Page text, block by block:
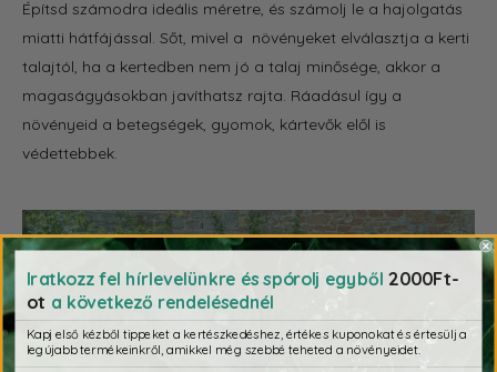
Építsd számodra ideális méretre, és számolj le a hajolgatás
miatti hátfájással. Sőt, mivel a növényeket elválasztja a kerti
talajtól, ha a kertedben nem jó a talaj minősége, akkor a
magaságyásokban javíthatsz rajta. Ráadásul így a
növényeid a betegségek, gyomok, kártevők elől is
védettebbek.
Iratkozz fel hírlevelünkre és spórolj egyből 2000Ft-
ot a következő rendelésednél
Kapj első kézből tippeket a kertészkedéshez, értékes kuponokat és értesülj a
legújabb termékeinkről, amikkel még szebbé teheted a növényeidet.